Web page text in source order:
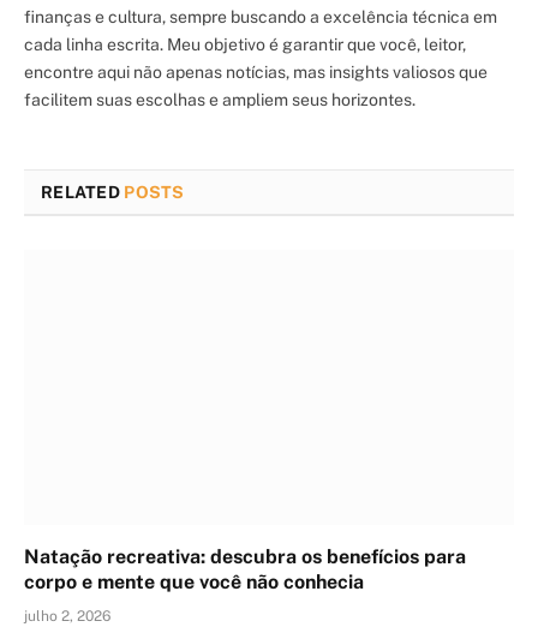
finanças e cultura, sempre buscando a excelência técnica em
cada linha escrita. Meu objetivo é garantir que você, leitor,
encontre aqui não apenas notícias, mas insights valiosos que
facilitem suas escolhas e ampliem seus horizontes.
RELATED POSTS
Natação recreativa: descubra os benefícios para
corpo e mente que você não conhecia
julho 2, 2026